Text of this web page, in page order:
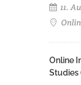
11.
Online
Studies